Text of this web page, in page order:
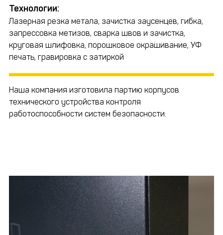
Технологии:
Лазерная резка метала, зачистка заусенцев, гибка,
запрессовка метизов, сварка швов и зачистка,
круговая шлифовка, порошковое окрашивание, УФ
печать, гравировка с затиркой
Наша компания изготовила партию корпусов
технического устройства контроля
работоспособности систем безопасности.